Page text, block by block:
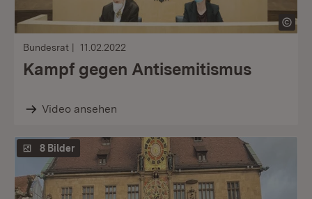
Bundesrat 11.02.2022
Kampf gegen Antisemitismus
Video ansehen
8 Bilder